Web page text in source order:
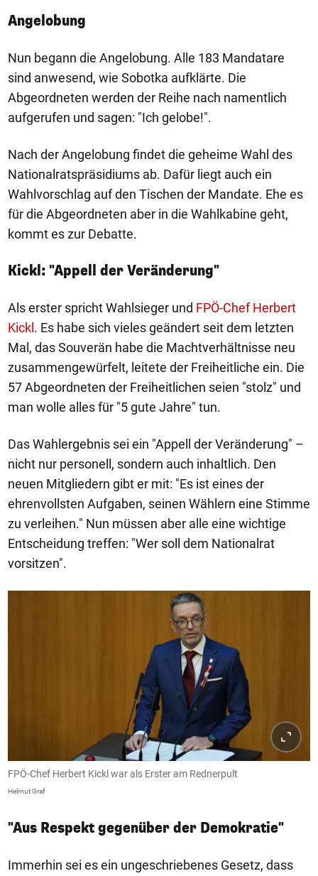
Angelobung
Nun begann die Angelobung. Alle 183 Mandatare
sind anwesend, wie Sobotka aufklärte. Die
Abgeordneten werden der Reihe nach namentlich
aufgerufen und sagen: "Ich gelobe!".
Nach der Angelobung findet die geheime Wahl des
Nationalratspräsidiums ab. Dafür liegt auch ein
Wahlvorschlag auf den Tischen der Mandate. Ehe es
für die Abgeordneten aber in die Wahlkabine geht,
kommt es zur Debatte.
Kickl: "Appell der Veränderung"
Als erster spricht Wahlsieger und FPÖ-Chef Herbert
Kickl . Es habe sich vieles geändert seit dem letzten
Mal, das Souverän habe die Machtverhältnisse neu
zusammengewürfelt, leitete der Freiheitliche ein. Die
57 Abgeordneten der Freiheitlichen seien "stolz" und
man wolle alles für "5 gute Jahre" tun.
Das Wahlergebnis sei ein "Appell der Veränderung" –
nicht nur personell, sondern auch inhaltlich. Den
neuen Mitgliedern gibt er mit: "Es ist eines der
ehrenvollsten Aufgaben, seinen Wählern eine Stimme
zu verleihen." Nun müssen aber alle eine wichtige
Entscheidung treffen: "Wer soll dem Nationalrat
vorsitzen".
FPÖ-Chef Herbert Kickl war als Erster am Rednerpult
Helmut Graf
"Aus Respekt gegenüber der Demokratie"
Immerhin sei es ein ungeschriebenes Gesetz, dass